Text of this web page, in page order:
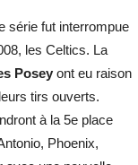
série fut interrompue
les Celtics. La
Posey ont eu raison
tirs ouverts.
à la 5e place
Phoenix,